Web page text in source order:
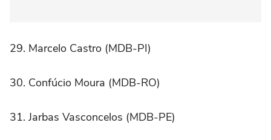
29. Marcelo Castro (MDB-PI)
30. Confúcio Moura (MDB-RO)
31. Jarbas Vasconcelos (MDB-PE)